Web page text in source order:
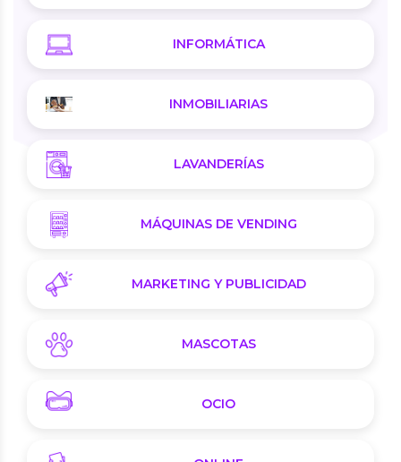
INFORMÁTICA
INMOBILIARIAS
LAVANDERÍAS
MÁQUINAS DE VENDING
MARKETING Y PUBLICIDAD
MASCOTAS
OCIO